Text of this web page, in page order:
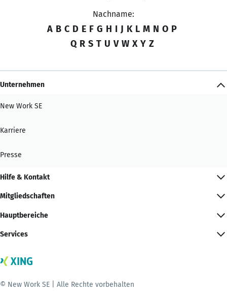
Nachname:
A B C D E F G H I J K L M N O P
Q R S T U V W X Y Z
Unternehmen
New Work SE
Karriere
Presse
Hilfe & Kontakt
Mitgliedschaften
Hauptbereiche
Services
© New Work SE | Alle Rechte vorbehalten